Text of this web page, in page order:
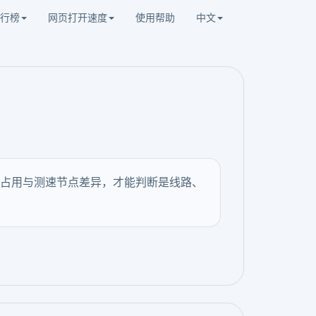
榜 网页打开速度 使用帮助 中文
用与测速节点差异，才能判断是线路、